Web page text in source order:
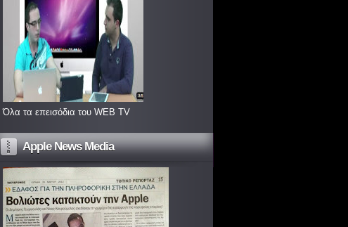
Όλα τα επεισόδια του WEB TV
Apple News Media